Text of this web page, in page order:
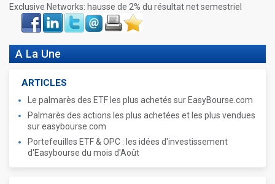
Exclusive Networks: hausse de 2% du résultat net semestriel
Face
book
LinkIn Twitter Envoyer ImprimerFavoris
A La Une
ARTICLES
Le palmarès des ETF les plus achetés sur EasyBourse.com
Palmarès des actions les plus achetées et les plus vendues
sur easybourse.com
Portefeuilles ETF & OPC : les idées d'investissement
d'Easybourse du mois d'Août